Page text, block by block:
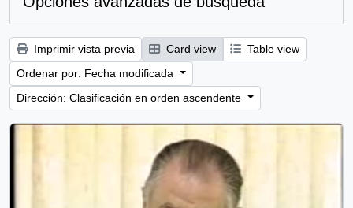
Imprimir vista previa Card view
Table view
Ordenar por: Fecha modificada
Dirección: Clasificación en orden ascendente